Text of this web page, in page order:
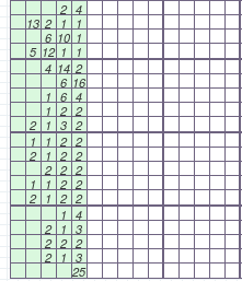
2 4
13 2 1
1
6 10 1
5 12 1
1
4 14 2
6 16
1 6 4
1 2 2
2
1 3 2
1
1 2 2
2
1 2 2
2 2 2
1
1 2 2
2
1 2 2
1 4
2
1 3
2 2 2
2
1 3
25